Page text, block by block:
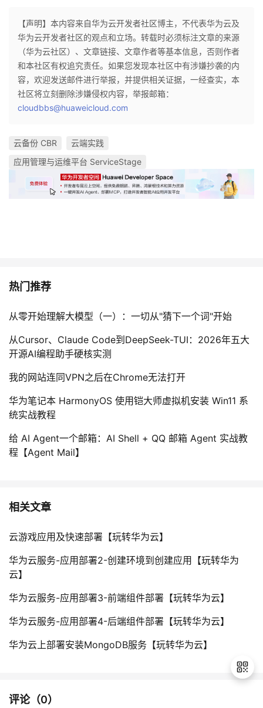
【声明】本内容来自华为云开发者社区博主，不代表华为云及
华为云开发者社区的观点和立场。转载时必须标注文章的来源
（华为云社区）、文章链接、文章作者等基本信息，否则作者
和本社区有权追究责任。如果您发现本社区中有涉嫌抄袭的内
容，欢迎发送邮件进行举报，并提供相关证据，一经查实，本
社区将立刻删除涉嫌侵权内容，举报邮箱：
cloudbbs@huaweicloud.com
云备份 CBR
云端实践
应用管理与运维平台 ServiceStage
热门推荐
从零开始理解大模型（一）：一切从"猜下一个词"开始
从Cursor、Claude Code到DeepSeek-TUI：2026年五大
开源AI编程助手硬核实测
我的网站连同VPN之后在Chrome无法打开
华为笔记本 HarmonyOS 使用铠大师虚拟机安装 Win11 系
统实战教程
给 AI Agent一个邮箱：AI Shell + QQ 邮箱 Agent 实战教
程【Agent Mail】
相关文章
云游戏应用及快速部署【玩转华为云】
华为云服务-应用部署2-创建环境到创建应用【玩转华为
云】
华为云服务-应用部署3-前端组件部署【玩转华为云】
华为云服务-应用部署4-后端组件部署【玩转华为云】
华为云上部署安装MongoDB服务【玩转华为云】
评论（0）